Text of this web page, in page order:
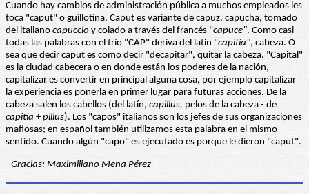
Cuando hay cambios de administración pública a muchos empleados les
toca "caput" o guillotina. Caput es variante de capuz, capucha, tomado
del italiano capuccio y colado a través del francés "capuce". Como casi
todas las palabras con el trío "CAP" deriva del latín "capitia", cabeza. O
sea que decir caput es como decir "decapitar", quitar la cabeza. "Capital"
es la ciudad cabecera o en donde están los poderes de la nación,
capitalizar es convertir en principal alguna cosa, por ejemplo capitalizar
la experiencia es ponerla en primer lugar para futuras acciones. De la
cabeza salen los cabellos (del latín, capillus, pelos de la cabeza - de
capitia +pillus). Los "capos" italianos son los jefes de sus organizaciones
mafiosas; en español también utilizamos esta palabra en el mismo
sentido. Cuando algún "capo" es ejecutado es porque le dieron "caput".
- Gracias: Maximiliano Mena Pérez